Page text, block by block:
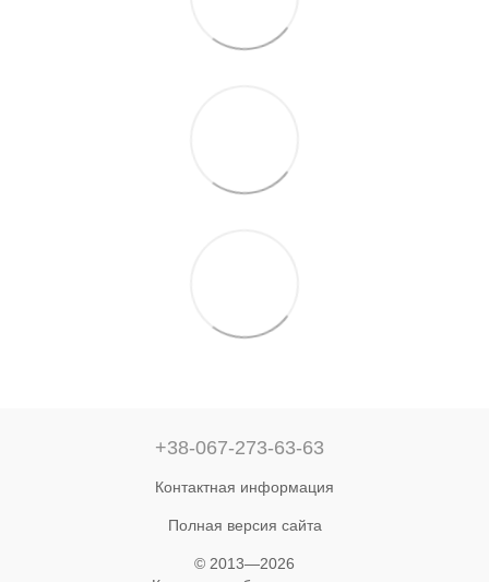
+38-067-273-63-63
Контактная информация
Полная версия сайта
© 2013—2026